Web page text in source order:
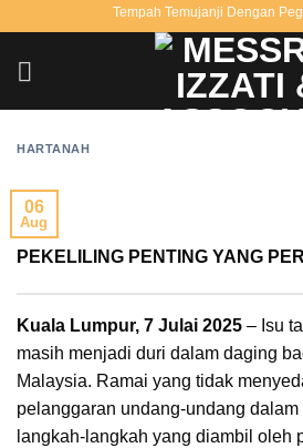
content
Tempah Temujanji Dengan
HARTANAH
06
Aug
PEKELILING PENTING YANG
Kuala Lumpur, 7 Julai 2025 – Isu
masih menjadi duri dalam daging
Malaysia. Ramai yang tidak
pelanggaran undang-undang
langkah-langkah yang diambil oleh